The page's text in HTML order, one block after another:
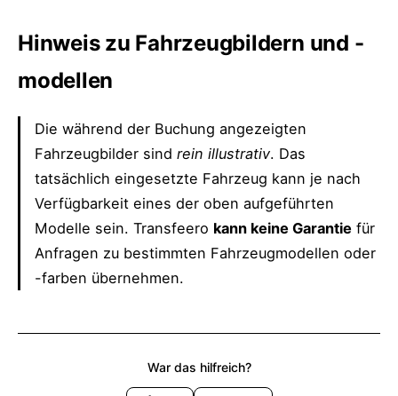
Hinweis zu Fahrzeugbildern und -
modellen
Die während der Buchung angezeigten
Fahrzeugbilder sindrein illustrativ. Das
tatsächlich eingesetzte Fahrzeug kann je nach
Verfügbarkeit eines der oben aufgeführten
Modelle sein. Transfeero kann keine Garantie für
Anfragen zu bestimmten Fahrzeugmodellen oder
-farben übernehmen.
War das hilfreich?